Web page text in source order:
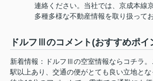
連絡ください。当社では、京成本線
多種多様な不動産情報を取り扱って
ドルフⅢのコメント(おすすめポイ
新着情報：ドルフⅢの空室情報ならコチラ
駅以上あり、交通の便がとても良い立地と